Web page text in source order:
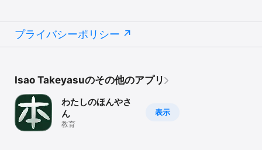
プライバシーポリシー
Isao Takeyasuのその他のアプリ
表示
わたしのほんやさ
ん
教育